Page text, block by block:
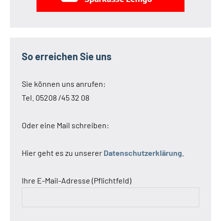
So erreichen Sie uns
Sie können uns anrufen:
Tel. 05208 /45 32 08
Oder eine Mail schreiben:
Hier geht es zu unserer Datenschutzerklärung
Ihre E-Mail-Adresse (Pflichtfeld)